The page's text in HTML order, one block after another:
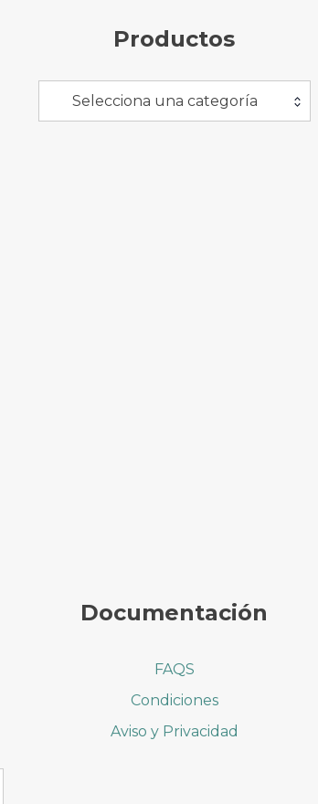
Productos
Selecciona una categoría
Documentación
FAQS
Condiciones
Aviso y Privacidad